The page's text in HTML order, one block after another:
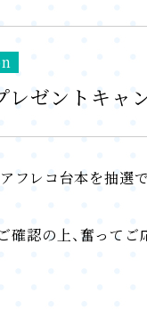
ゼントキャ
アフレコ台本を抽選
認の上、奮ってご